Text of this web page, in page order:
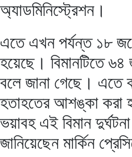
অ্যাডমিনিস্ট্রেশন।
এতে এখন পর্যন্ত ১৮
হয়েছে। বিমানটিতে
বলে জানা গেছে। এতে
হতাহতের আশঙ্কা করা
ভয়াবহ এই বিমান
জানিয়েছেন মার্কিন